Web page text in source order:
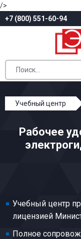
/>
+7 (800) 551-60-94
Учебный центр
Литейные работы
Оператор
Рабочее
Учебный центр
лицензией
Полное